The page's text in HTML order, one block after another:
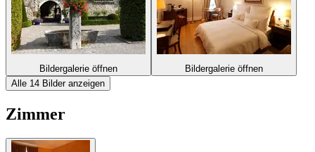
Bildergalerie öffnen
Bildergalerie öffnen
Alle 14 Bilder anzeigen
Zimmer